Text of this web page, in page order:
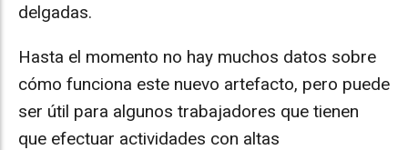
delgadas.
Hasta el momento no hay muchos datos sobre
cómo funciona este nuevo artefacto, pero puede
ser útil para algunos trabajadores que tienen
que efectuar actividades con altas